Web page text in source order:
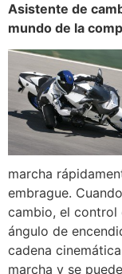
Asistente de
mundo de la
marcha
embrague.
cambio, el control
ángulo de
cadena
marcha y se